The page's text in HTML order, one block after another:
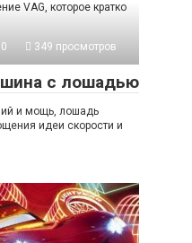
VAG, которое кратко
0
349 просмотров
с лошадью
и мощь, лошадь
идеи скорости и